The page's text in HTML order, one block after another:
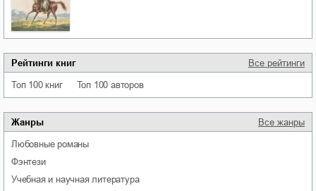
Рейтинги книг Все рейтинги
Топ 100 книг Топ 100 авторов
Жанры Все жанры
любовные романы
фэнтези
учебная и научная литература